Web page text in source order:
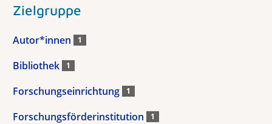
Zielgruppe
Autor*innen 1
Bibliothek 1
Forschungseinrichtung 1
Forschungsförderinstitution 1